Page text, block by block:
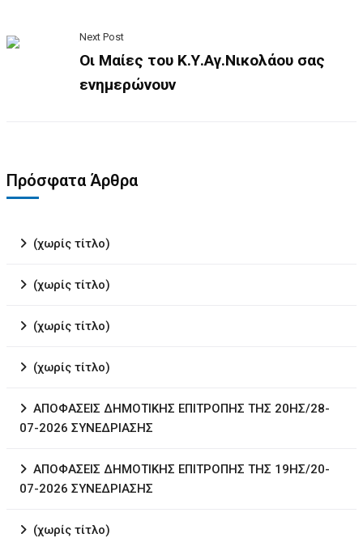
Next Post
Οι Μαίες του Κ.Υ.Αγ.Νικολάου σας
ενημερώνουν
Πρόσφατα Άρθρα
(χωρίς τίτλο)
(χωρίς τίτλο)
(χωρίς τίτλο)
(χωρίς τίτλο)
ΑΠΟΦΑΣΕΙΣ ΔΗΜΟΤΙΚΗΣ ΕΠΙΤΡΟΠΗΣ ΤΗΣ 20ΗΣ/28-
07-2026 ΣΥΝΕΔΡΙΑΣΗΣ
ΑΠΟΦΑΣΕΙΣ ΔΗΜΟΤΙΚΗΣ ΕΠΙΤΡΟΠΗΣ ΤΗΣ 19ΗΣ/20-
07-2026 ΣΥΝΕΔΡΙΑΣΗΣ
(χωρίς τίτλο)